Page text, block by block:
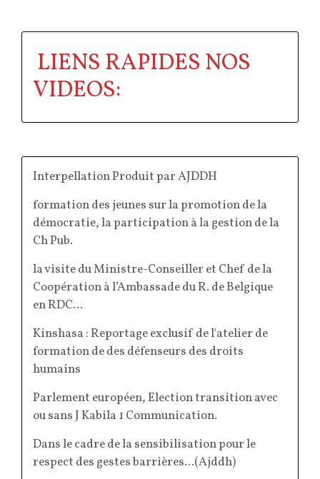
LIENS RAPIDES NOS
VIDEOS:
Interpellation Produit par AJDDH
formation des jeunes sur la promotion de la
démocratie, la participation à la gestion de la
Ch Pub.
la visite du Ministre-Conseiller et Chef de la
Coopération à l’Ambassade du R. de Belgique
en RDC...
Kinshasa : Reportage exclusif de l'atelier de
formation de des défenseurs des droits
humains
Parlement européen, Election transition avec
ou sans J Kabila 1 Communication.
Dans le cadre de la sensibilisation pour le
respect des gestes barrières...(Ajddh)